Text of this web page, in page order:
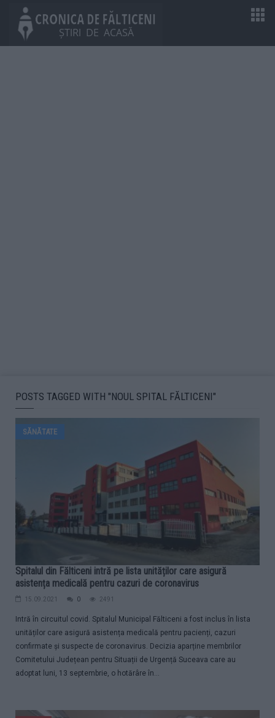
POSTS TAGGED WITH "NOUL SPITAL FĂLTICENI"
SĂNĂTATE
Spitalul din Fălticeni intră pe lista unităților care asigură
asistența medicală pentru cazuri de coronavirus
15.09.2021 0 2491
Intră în circuitul covid. Spitalul Municipal Fălticeni a fost inclus în lista
unităților care asigură asistența medicală pentru pacienți, cazuri
confirmate și suspecte de coronavirus. Decizia aparține membrilor
Comitetului Județean pentru Situații de Urgență Suceava care au
adoptat luni, 13 septembrie, o hotărâre în...